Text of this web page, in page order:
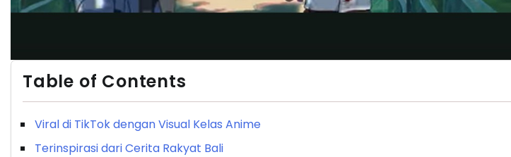
Table of Contents
Viral di TikTok dengan Visual Kelas Anime
Terinspirasi dari Cerita Rakyat Bali